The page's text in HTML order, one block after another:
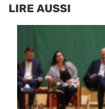
LIRE AUSSI